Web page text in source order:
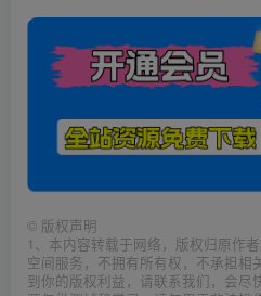
© 版权声明
1、本内容转载于网络，版权归原作
空间服务，不拥有所有权，不承担相
到你的版权利益，请联系我们，会尽